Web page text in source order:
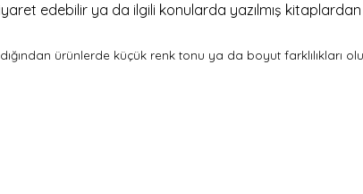
edebilir ya da ilgili konularda yazılmış
ürünlerde küçük renk tonu ya da boyut farklılıkları